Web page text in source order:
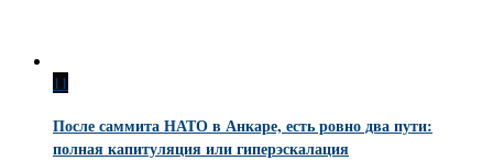
11
После саммита НАТО в Анкаре, есть ровно два пути:
полная капитуляция или гиперэскалация